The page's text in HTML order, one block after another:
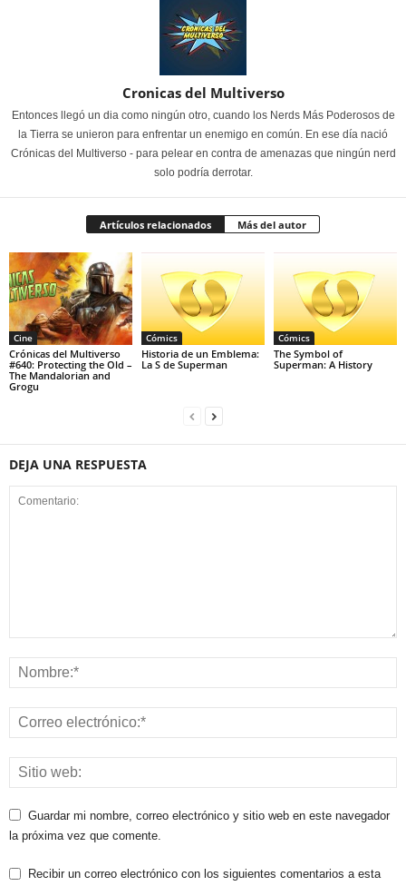
Cronicas del Multiverso
Entonces llegó un dia como ningún otro, cuando los Nerds Más Poderosos de
la Tierra se unieron para enfrentar un enemigo en común. En ese día nació
Crónicas del Multiverso - para pelear en contra de amenazas que ningún nerd
solo podría derrotar.
Artículos relacionados Más del autor
Cine
Crónicas del Multiverso
#640: Protecting the Old –
The Mandalorian and
Grogu
Cómics
Historia de un Emblema:
La S de Superman
Cómics
The Symbol of
Superman: A History
DEJA UNA RESPUESTA
Guardar mi nombre, correo electrónico y sitio web en este navegador
la próxima vez que comente.
Recibir un correo electrónico con los siguientes comentarios a esta